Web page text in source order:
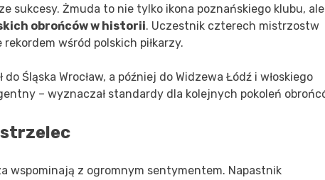
sukcesy. Żmuda to nie tylko ikona poznańskiego klubu, ale
obrońców w historii. Uczestnik czterech mistrzostw
wśród polskich piłkarzy.
Śląska Wrocław, a później do Widzewa Łódź i włoskiego
– wyznaczał standardy dla kolejnych pokoleń
wspominają z ogromnym sentymentem. Napastnik